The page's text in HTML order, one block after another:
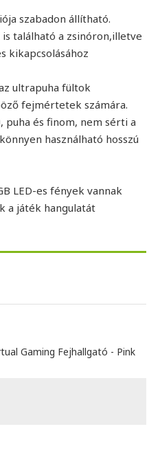
szabadon állítható.
található a zsinóron,illetve
kikapcsolásához
ultrapuha fültok
fejmértetek számára.
puha és finom, nem sérti a
használható hosszú
LED-es fények vannak
a játék hangulatát
Gaming Fejhallgató - Pink